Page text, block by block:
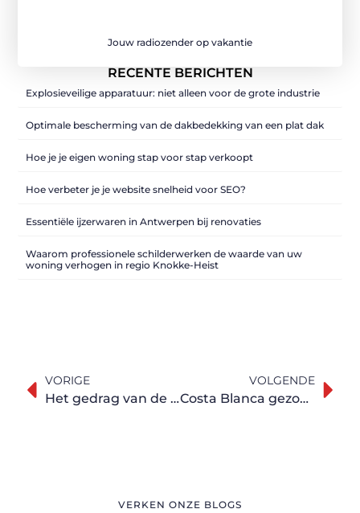
Jouw radiozender op vakantie
RECENTE BERICHTEN
Explosieveilige apparatuur: niet alleen voor de grote industrie
Optimale bescherming van de dakbedekking van een plat dak
Hoe je je eigen woning stap voor stap verkoopt
Hoe verbeter je je website snelheid voor SEO?
Essentiële ijzerwaren in Antwerpen bij renovaties
Waarom professionele schilderwerken de waarde van uw
woning verhogen in regio Knokke-Heist
VORIGE
Het gedrag van de consument
VOLGENDE
Costa Blanca gezondste gebied van Europa
VERKEN ONZE BLOGS